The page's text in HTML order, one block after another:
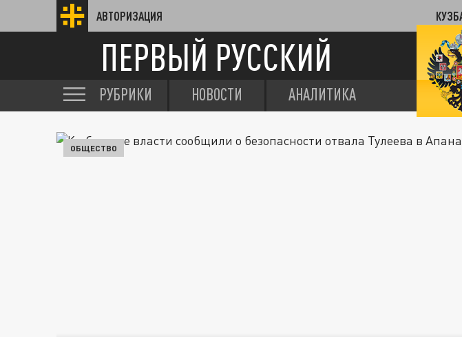
АВТОРИЗАЦИЯ
ПЕРВЫЙ РУССКИЙ
РУБРИКИ НОВОСТИ АНАЛИТИКА
ОБЩЕСТВО